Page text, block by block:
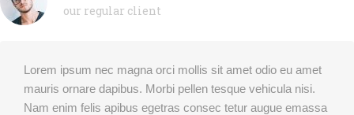
our regular client
Lorem ipsum nec magna orci mollis sit amet odio eu amet
mauris ornare dapibus. Morbi pellen tesque vehicula nisi.
Nam enim felis apibus egetras consec tetur augue emassa